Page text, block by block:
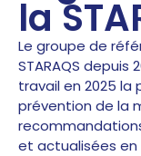
la
Le groupe de
STARAQS
travail en 2025
prévention de la
et actualisées en